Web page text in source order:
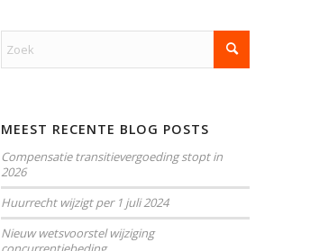
MEEST RECENTE BLOG POSTS
Compensatie transitievergoeding stopt in
2026
Huurrecht wijzigt per 1 juli 2024
Nieuw wetsvoorstel wijziging